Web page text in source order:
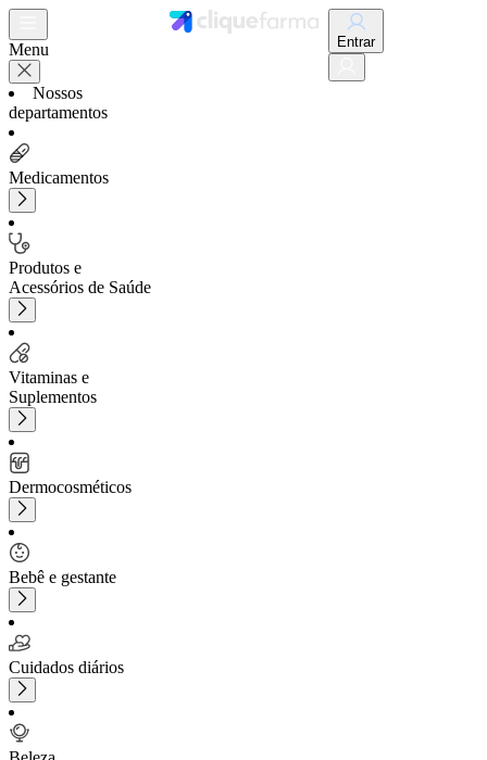
Menu
Nossos
departamentos
Medicamentos
Produtos e
Acessórios de Saúde
Vitaminas e
Suplementos
Dermocosméticos
Bebê e gestante
Cuidados diários
Entrar